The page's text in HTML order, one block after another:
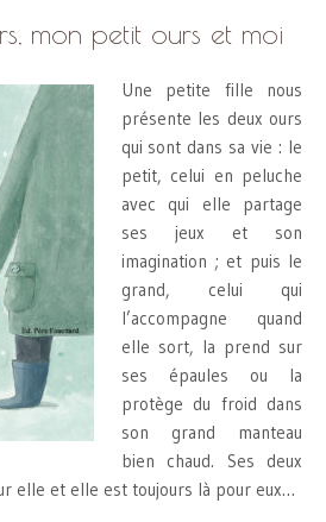
mon petit ours et moi
Une petite fille nous
présente les deux ours
qui sont dans sa vie : le
petit, celui en peluche
avec qui elle partage
ses jeux et son
imagination ; et puis le
grand, celui qui
l’accompagne quand
elle sort, la prend sur
ses épaules ou la
protège du froid dans
son grand manteau
bien chaud. Ses deux
elle et elle est toujours là pour eux…